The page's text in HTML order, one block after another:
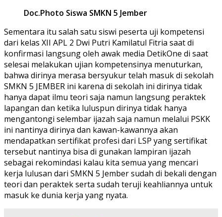
Doc.Photo Siswa SMKN 5 Jember
Sementara itu salah satu siswi peserta uji kompetensi
dari kelas XII APL 2 Dwi Putri Kamilatul Fitria saat di
konfirmasi langsung oleh awak media DetikOne di saat
selesai melakukan ujian kompetensinya menuturkan,
bahwa dirinya merasa bersyukur telah masuk di sekolah
SMKN 5 JEMBER ini karena di sekolah ini dirinya tidak
hanya dapat ilmu teori saja namun langsung peraktek
lapangan dan ketika luluspun dirinya tidak hanya
mengantongi selembar ijazah saja namun melalui PSKK
ini nantinya dirinya dan kawan-kawannya akan
mendapatkan sertifikat profesi dari LSP yang sertifikat
tersebut nantinya bisa di gunakan lampiran ijazah
sebagai rekomindasi kalau kita semua yang mencari
kerja lulusan dari SMKN 5 Jember sudah di bekali dengan
teori dan peraktek serta sudah teruji keahliannya untuk
masuk ke dunia kerja yang nyata.